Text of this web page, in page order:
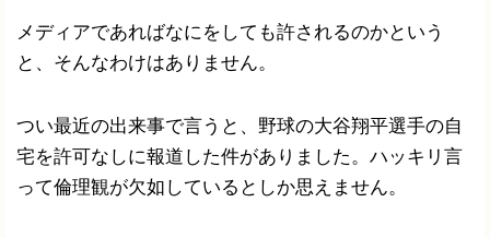
メディアであればなにをしても許されるのかという
と、そんなわけはありません。
つい最近の出来事で言うと、野球の大谷翔平選手の自
宅を許可なしに報道した件がありました。ハッキリ言
って倫理観が欠如しているとしか思えません。